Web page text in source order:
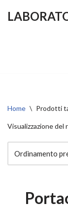
Home \ Prodotti
Visualizzazione del